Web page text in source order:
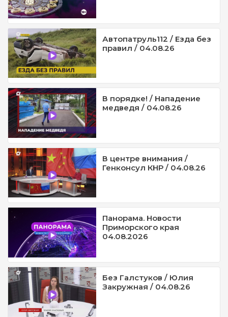
Автопатруль112 / Езда без
правил / 04.08.26
В порядке! / Нападение
медведя / 04.08.26
В центре внимания /
Генконсул КНР / 04.08.26
Панорама. Новости
Приморского края
04.08.2026
Без Галстуков / Юлия
Закружная / 04.08.26